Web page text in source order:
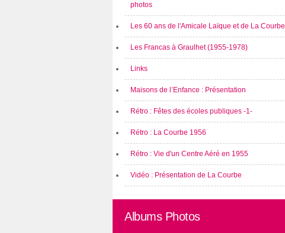
photos
Les 60 ans de l'Amicale Laïque et de La Courbe
Les Francas à Graulhet (1955-1978)
Links
Maisons de l’Enfance : Présentation
Rétro : Fêtes des écoles publiques -1-
Rétro : La Courbe 1956
Rétro : Vie d'un Centre Aéré en 1955
Vidéo : Présentation de La Courbe
Albums Photos